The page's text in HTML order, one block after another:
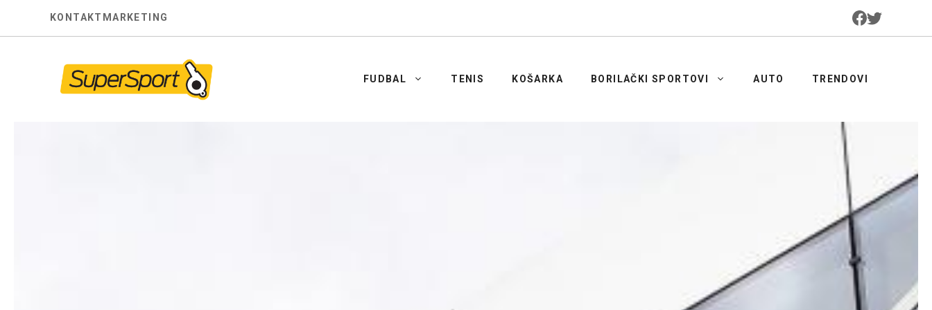
KONTAKT MARKETING
FUDBAL TENIS KOŠARKA BORILAČKI SPORTOVI AUTO TRENDOVI